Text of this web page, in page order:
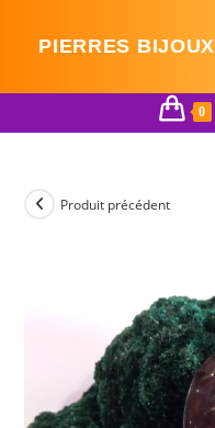
PIERRES
0
Produit précédent